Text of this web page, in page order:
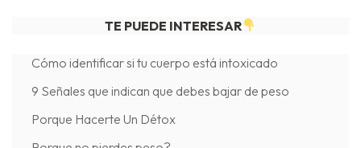
TE PUEDE INTERESAR
Cómo identificar si tu cuerpo está intoxicado
9 Señales que indican que debes bajar de peso
Porque Hacerte Un Détox